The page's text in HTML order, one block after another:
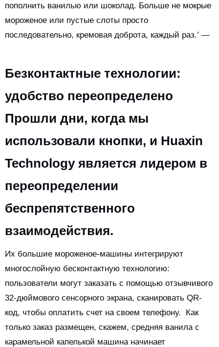
пополнить ванилью или шоколад. Больше не мокрые
мороженое или пустые слоты просто
последовательно, кремовая доброта, каждый раз.’ —
Безконтактные технологии:
удобство переопределено
Прошли дни, когда мы
использовали кнопки, и Huaxin
Technology является лидером в
переопределении
беспрепятственного
взаимодействия.
Их большие мороженое-машины интегрируют
многослойную бесконтактную технологию:
пользователи могут заказать с помощью отзывчивого
32-дюймового сенсорного экрана, сканировать QR-
код, чтобы оплатить счет на своем телефону. Как
только заказ размещен, скажем, средняя ванила с
карамельной капелькой машина начинает